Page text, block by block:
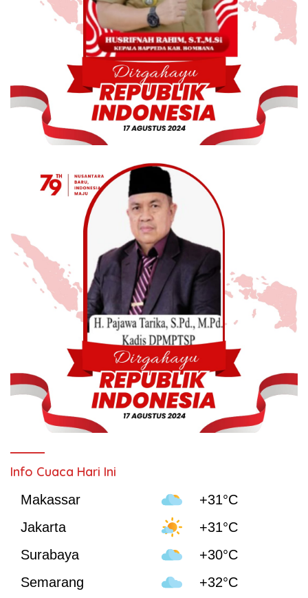
Info Cuaca Hari Ini
Makassar
+31°C
Jakarta
+31°C
Surabaya
+30°C
Semarang
+32°C